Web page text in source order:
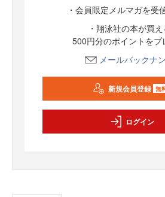
・会員限定メルマガを受
・翔泳社の本が買え
500円分のポイントをプ
メールバックナ
新規会員登録 無
ログイン